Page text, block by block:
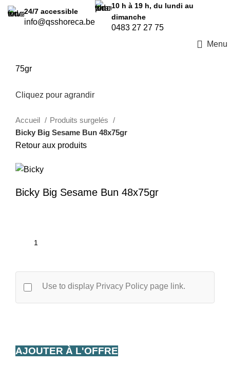
24/7 accessible
info@qsshoreca.be
10 h à 19 h, du lundi au
dimanche
0483 27 27 75
Menu
75gr
Cliquez pour agrandir
Accueil
Produits surgelés
Bicky Big Sesame Bun 48x75gr
Retour aux produits
Bicky Big Sesame Bun 48x75gr
Use to display Privacy Policy page link.
AJOUTER À L'OFFRE